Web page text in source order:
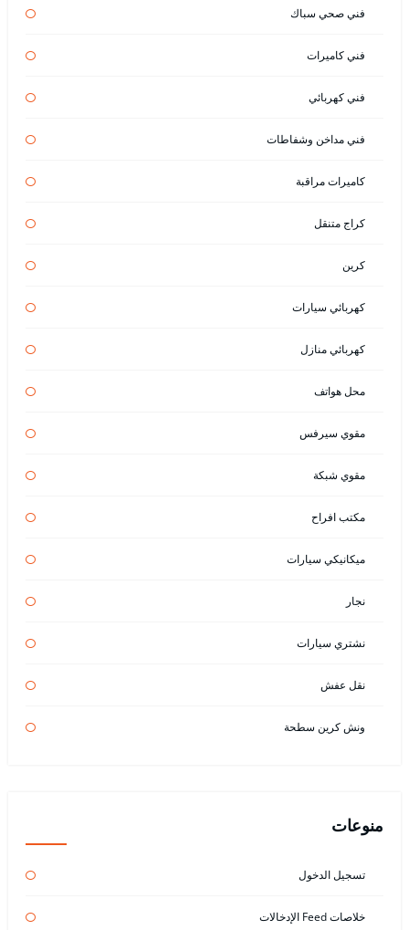
فني صحي سباك
فني كاميرات
فني كهربائي
فني مداخن وشفاطات
كاميرات مراقبة
كراج متنقل
كرين
كهربائي سيارات
كهربائي منازل
محل هواتف
مقوي سيرفس
مقوي شبكة
مكتب افراح
ميكانيكي سيارات
نجار
نشتري سيارات
نقل عفش
ونش كرين سطحة
منوعات
تسجيل الدخول
خلاصات Feed الإدخالات